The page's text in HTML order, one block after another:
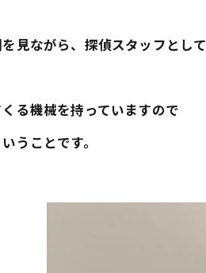
見ながら、探偵スタッフとして
る機械を持っていますので
うことです。